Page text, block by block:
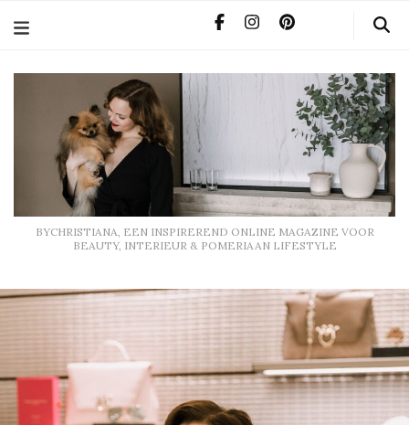
BYCHRISTIANA, EEN INSPIREREND ONLINE MAGAZINE VOOR
BEAUTY, INTERIEUR & POMERIAAN LIFESTYLE